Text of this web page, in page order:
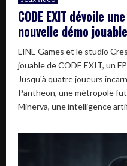
CODE EXIT dévoile
nouvelle démo jouable
LINE Games et le studio
jouable de CODE EXIT, un
Jusqu'à quatre joueurs
Pantheon, une métropole
Minerva, une intelligence